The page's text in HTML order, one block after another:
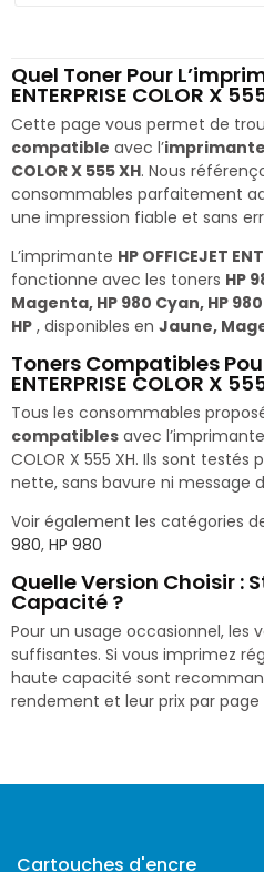
Quel Toner Pour
ENTERPRISE COLOR X
Cette page vous permet de
compatible avec l’imprimante
COLOR X 555 XH. Nous
consommables parfaitement
une impression fiable et sans
L’imprimante HP OFFICEJET
fonctionne avec les toners HP
Magenta, HP 980 Cyan, HP
HP , disponibles en Jaune,
Toners Compatibles Pour
ENTERPRISE COLOR X
Tous les consommables
compatibles avec l’imprimante
COLOR X 555 XH. Ils sont
nette, sans bavure ni message
Voir également les catégories
980, HP 980
Quelle Version Choisir :
Capacité ?
Pour un usage occasionnel, les
suffisantes. Si vous imprimez
haute capacité sont
rendement et leur prix par page
Cartouches d'encre